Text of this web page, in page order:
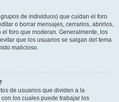
de individuos) que cuidan el foro
o borrar mensajes, cerrarlos, abrirlos,
foro que moderan. Generalmente, los
que los usuarios se salgan del tema
malicioso.
de usuarios que dividen a la
los cuales puede trabajar los